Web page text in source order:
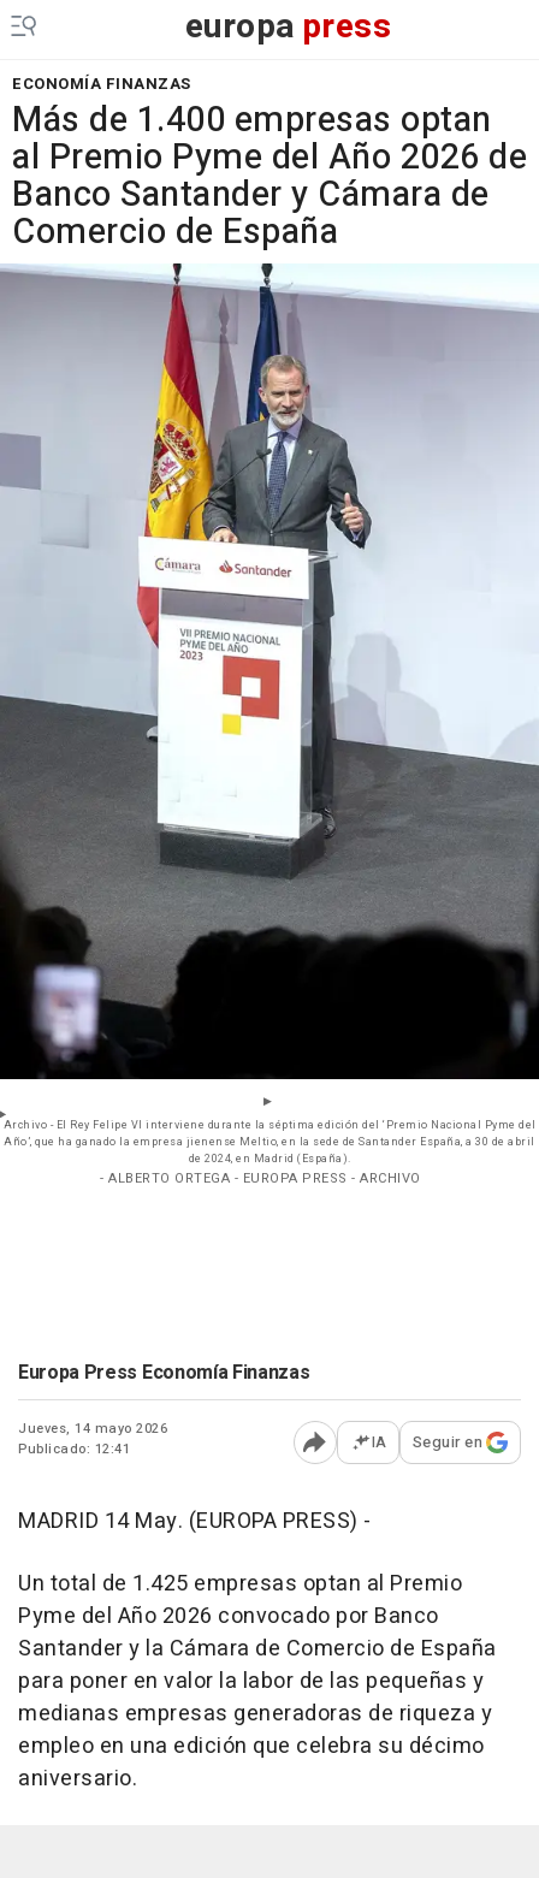
europa press
ECONOMÍA FINANZAS
Más de 1.400 empresas optan
al Premio Pyme del Año 2026 de
Banco Santander y Cámara de
Comercio de España
Archivo - El Rey Felipe VI interviene durante la séptima edición del ‘Premio Nacional Pyme del
Año’, que ha ganado la empresa jienense Meltio, en la sede de Santander España, a 30 de abril
de 2024, en Madrid (España).
- ALBERTO ORTEGA - EUROPA PRESS - ARCHIVO
Europa Press Economía Finanzas
Jueves, 14 mayo 2026
Publicado: 12:41
Abrir opciones para
IA Seguir en
MADRID 14 May. (EUROPA PRESS) -
Un total de 1.425 empresas optan al Premio
Pyme del Año 2026 convocado por Banco
Santander y la Cámara de Comercio de España
para poner en valor la labor de las pequeñas y
medianas empresas generadoras de riqueza y
empleo en una edición que celebra su décimo
aniversario.